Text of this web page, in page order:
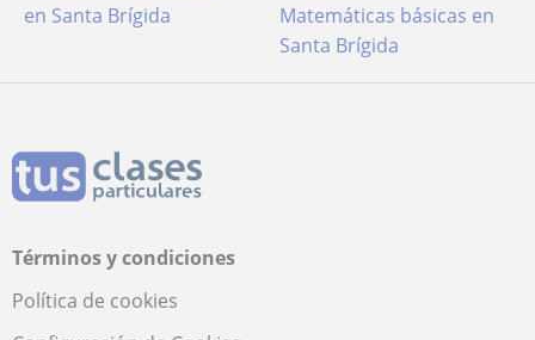
en Santa Brígida
Matemáticas básicas en
Santa Brígida
Términos y condiciones
Política de cookies